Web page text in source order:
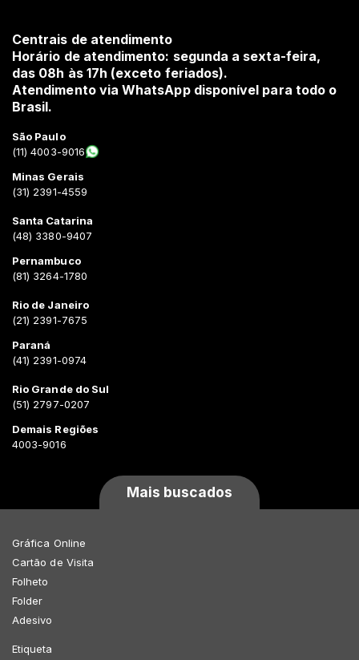
Centrais de atendimento
Horário de atendimento: segunda a sexta-feira,
das 08h às 17h (exceto feriados).
Atendimento via WhatsApp disponível para todo o
Brasil.
São Paulo
(11) 4003-9016
Minas Gerais
(31) 2391-4559
Santa Catarina
(48) 3380-9407
Pernambuco
(81) 3264-1780
Rio de Janeiro
(21) 2391-7675
Paraná
(41) 2391-0974
Rio Grande do Sul
(51) 2797-0207
Demais Regiões
4003-9016
Mais buscados
Gráfica Online
Cartão de Visita
Folheto
Folder
Adesivo
Etiqueta